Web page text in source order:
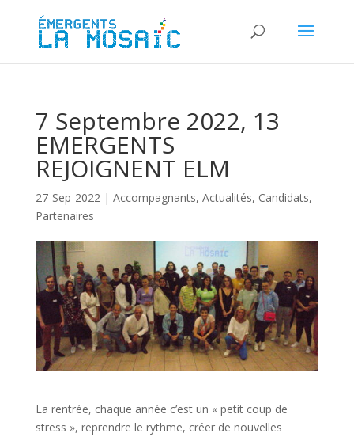
7 Septembre 2022, 13
EMERGENTS
REJOIGNENT ELM
27-Sep-2022| Accompagnants, Actualités, Candidats,
Partenaires
La rentrée, chaque année c’est un « petit coup de
stress », reprendre le rythme, créer de nouvelles